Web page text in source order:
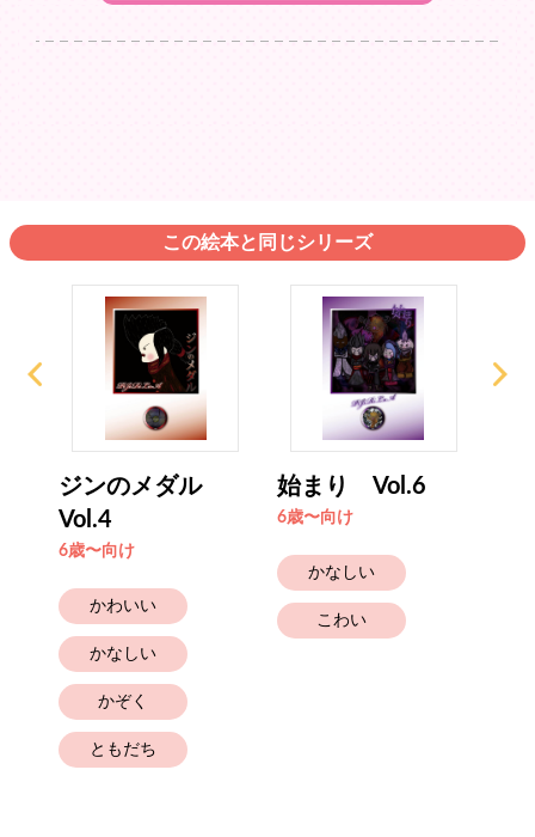
この絵本と同じシリーズ
ジンのメダル
Vol.4
6歳〜向け
かわいい
かなしい
かぞく
ともだち
始まり Vol.6
6歳〜向け
かなしい
こわい